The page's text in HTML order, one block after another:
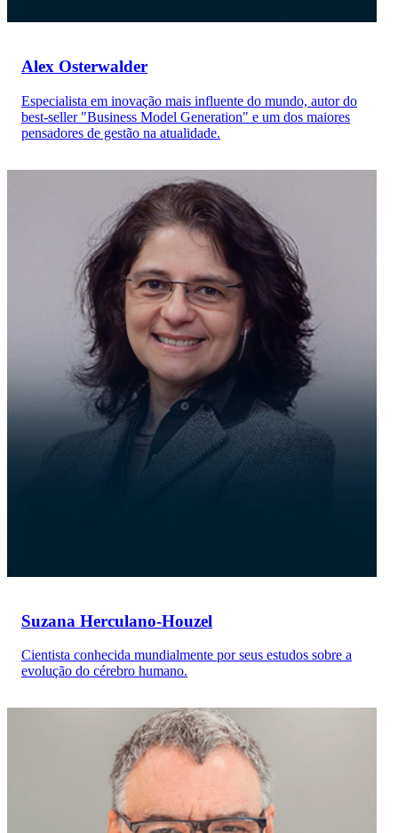
Alex Osterwalder
Especialista em inovação mais influente do mundo, autor do
best-seller "Business Model Generation" e um dos maiores
pensadores de gestão na atualidade.
Suzana Herculano-Houzel
Cientista conhecida mundialmente por seus estudos sobre a
evolução do cérebro humano.